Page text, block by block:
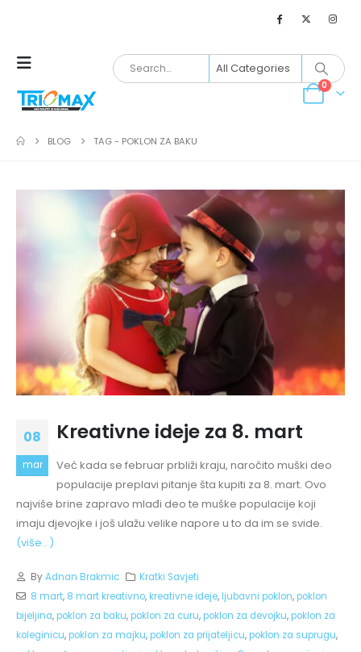
0
BLOG TAG - POKLON ZA BAKU
08
mar
Kreativne ideje za 8. mart
Već kada se februar prbliži kraju, naročito muški deo
populacije preplavi pitanje šta kupiti za 8. mart. Ovo
najviše brine zapravo mlađi deo te muške populacije koji
imaju djevojke i još ulažu velike napore u to da im se svide.
(više…)
ByAdnan Brakmic
Kratki Savjeti
8 mart, 8 mart kreativno,kreativne ideje,ljubavni poklon,poklon
bijeljina,poklon za baku,poklon za curu,poklon za devojku,poklon za
koleginicu,poklon za majku,poklon za prijateljicu,poklon za suprugu,